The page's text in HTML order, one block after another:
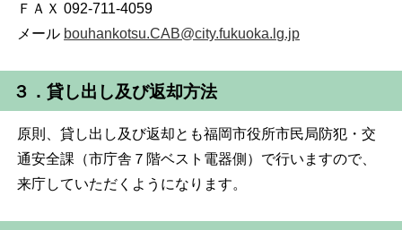
ＦＡＸ 092-711-4059
メール bouhankotsu.CAB@city.fukuoka.lg.jp
３．貸し出し及び返却方法
原則、貸し出し及び返却とも福岡市役所市民局防犯・交
通安全課（市庁舎７階ベスト電器側）で行いますので、
来庁していただくようになります。